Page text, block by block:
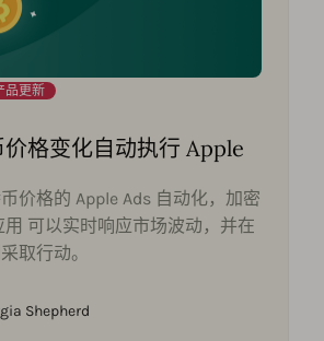
品更新
格变化自动执行 Apple
价格的 Apple Ads 自动化，加密
用 可以实时响应市场波动，并在
取行动。
Shepherd